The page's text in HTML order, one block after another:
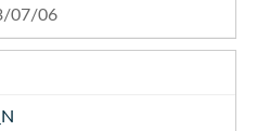
07/06